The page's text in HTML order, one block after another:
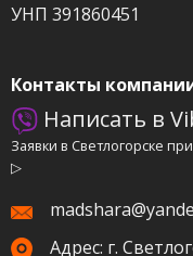
УНП 391860451
Контакты
Написать в
Заявки в Светлогорске
▷
Адрес: г.